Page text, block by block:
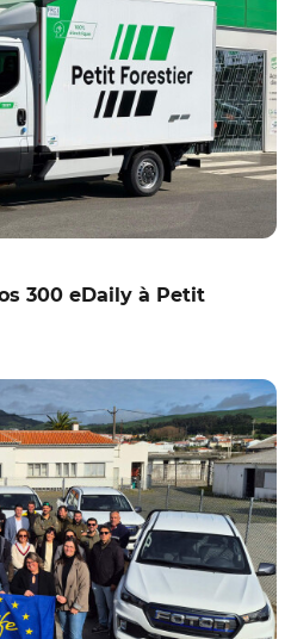
300 eDaily à Petit